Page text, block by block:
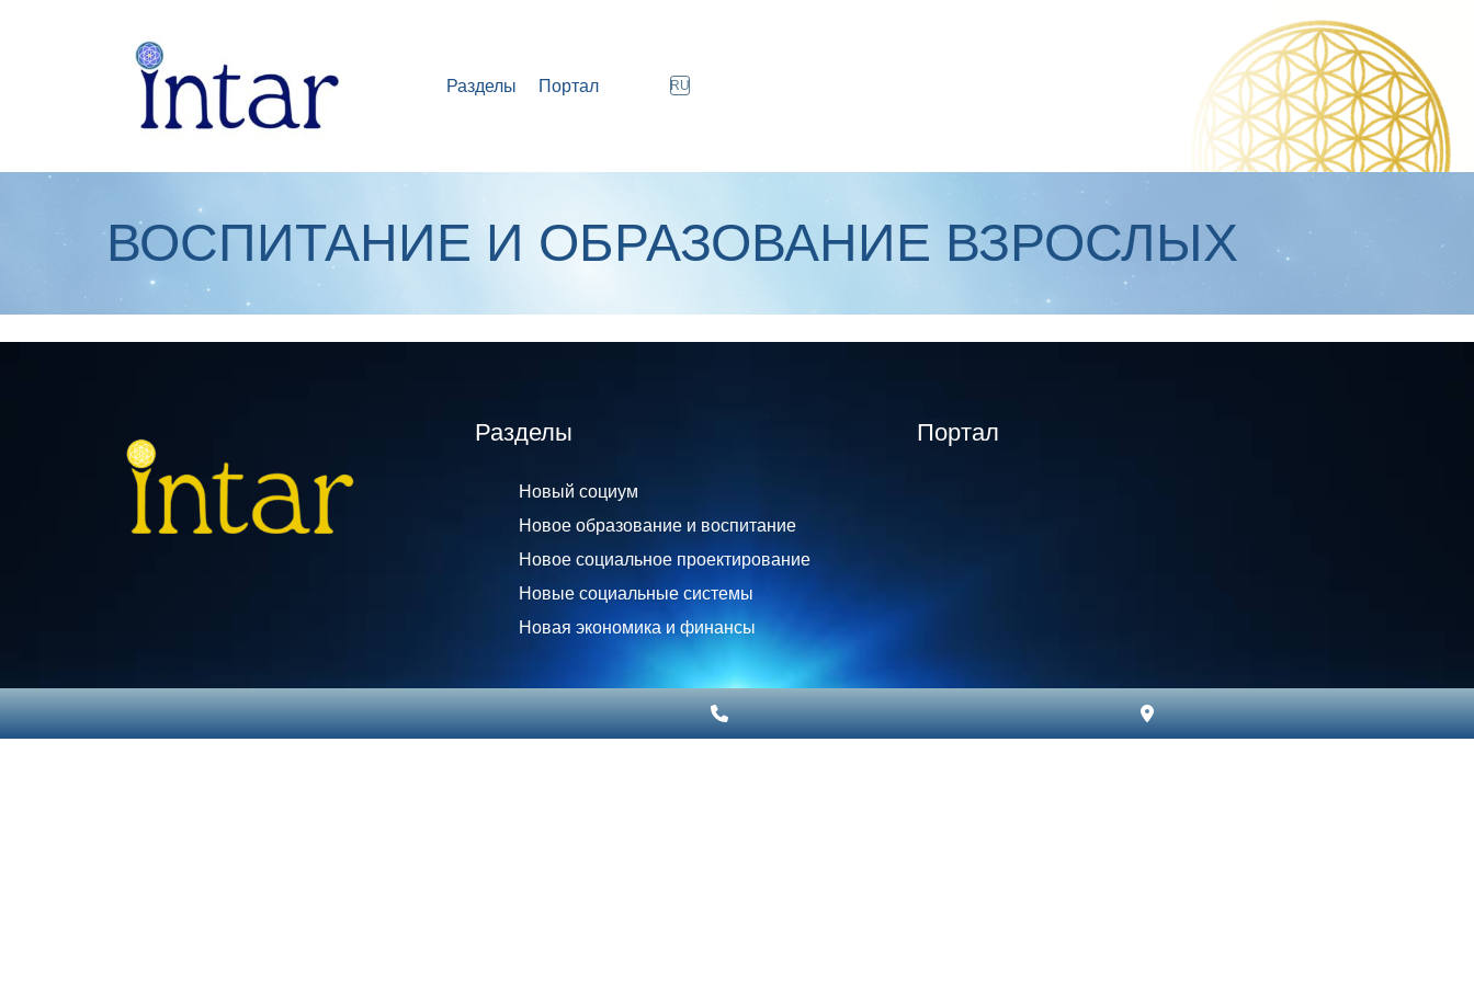
Разделы Портал RU
ВОСПИТАНИЕ И ОБРАЗОВАНИЕ ВЗРОСЛЫХ
Разделы
Новый социум
Новое образование и воспитание
Новое социальное проектирование
Новые социальные системы
Новая экономика и финансы
Портал